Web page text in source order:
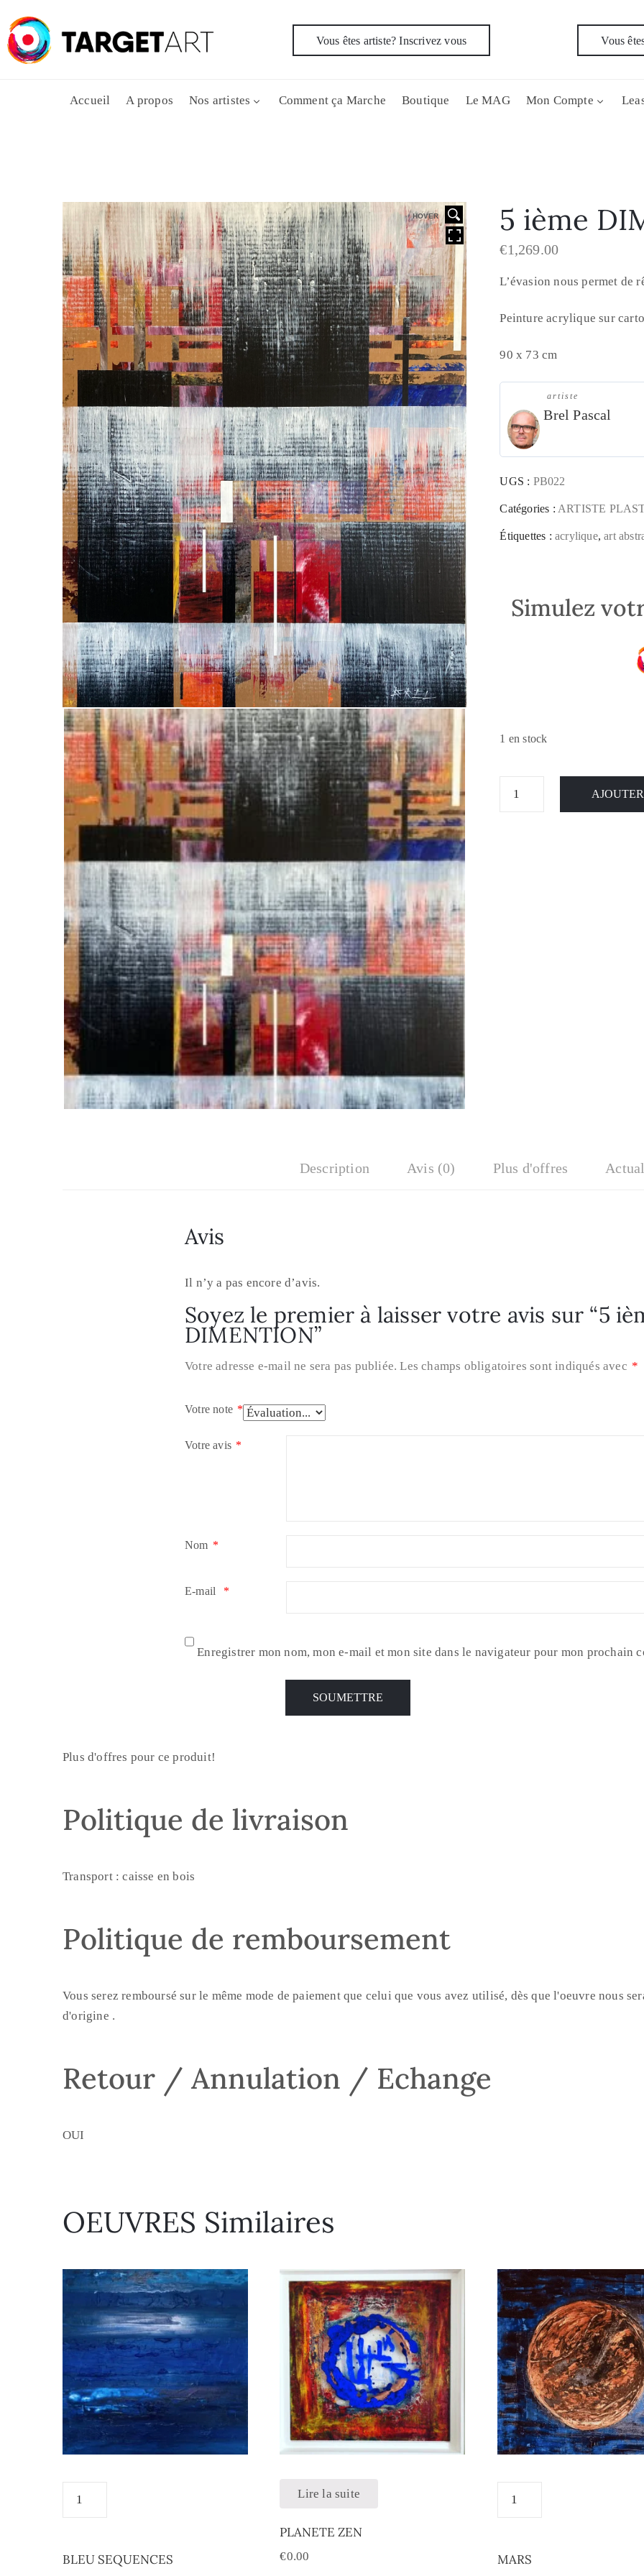
Vous êtes artiste? Inscrivez vous Vous
Accueil A propos Nos artistes Comment ça Marche Boutique Le MAG Mon Compte
HOVER 5 ième
€1,269.00
L’évasion nous permet de
Peinture acrylique sur
90 x 73 cm
artiste
Brel Pascal
UGS : PB022
Catégories : ARTISTE
Étiquettes :acrylique,art
Simulez
1 en stock
Description Avis (0) Plus d'offres
Avis
Il n’y a pas encore d’avis.
Soyez le premier à laisser votre avis sur “5
DIMENTION”
Votre adresse e-mail ne sera pas publiée. Les champs obligatoires sont indiqués avec *
Votre note *
Votre avis *
Nom *
E-mail *
Enregistrer mon nom, mon e-mail et mon site dans le navigateur pour mon prochain
Plus d'offres pour ce produit!
Politique de livraison
Transport : caisse en bois
Politique de remboursement
Vous serez remboursé sur le même mode de paiement que celui que vous avez utilisé, dès que l'oeuvre nous
d'origine .
Retour / Annulation / Echange
OUI
OEUVRES Similaires
BLEU SEQUENCES
Lire la suite
PLANETE ZEN
€0.00 MARS